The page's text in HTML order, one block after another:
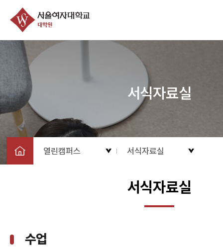
서식자료실
열린캠퍼스 서식자료실
서식자료실
수업